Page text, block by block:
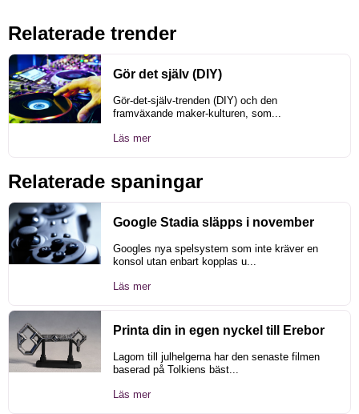
Relaterade trender
Gör det själv (DIY)
Gör-det-själv-trenden (DIY) och den
framväxande maker-kulturen, som...
Läs mer
Relaterade spaningar
Google Stadia släpps i november
Googles nya spelsystem som inte kräver en
konsol utan enbart kopplas u...
Läs mer
Printa din in egen nyckel till Erebor
Lagom till julhelgerna har den senaste filmen
baserad på Tolkiens bäst...
Läs mer